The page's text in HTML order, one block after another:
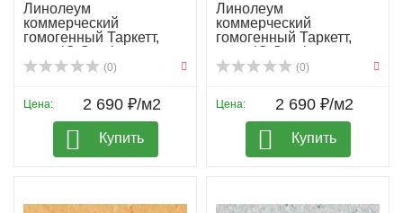
Линолеум
коммерческий
гомогенный Таркетт,
колл. iQ Granit...
(0)
Цена: 2 690 ₽/м2
Купить
Линолеум
коммерческий
гомогенный Таркетт,
колл. iQ Granit...
(0)
Цена: 2 690 ₽/м2
Купить